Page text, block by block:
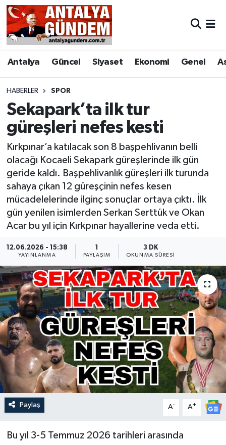
Antalya Güncel Siyaset Ekonomi Genel
HABERLER SPOR
Sekapark’ta ilk tur
güreşleri nefes kesti
Kırkpınar’a katılacak son 8 başpehlivanın belli
olacağı Kocaeli Sekapark güreşlerinde ilk gün
geride kaldı. Başpehlivanlık güreşleri ilk turunda
sahaya çıkan 12 güreşçinin nefes kesen
mücadelelerinde ilginç sonuçlar ortaya çıktı. İlk
gün yenilen isimlerden Serkan Serttük ve Okan
Acar bu yıl için Kırkpınar hayallerine veda etti.
12.06.2026 - 15:38
YAYINLANMA
1
PAYLAŞIM
3 DK
OKUNMA SÜRESI
Paylaş A- A+
Bu yıl 3-5 Temmuz 2026 tarihleri arasında
Antalya
Asayiş
Bilim & Teknoloji
Bölge
EĞİTİM
Ekonomi
Genel
Görüntülü Haber
Güncel
Kültür & Sanat
Magazin
Resmi İlan
Sağlık & Yaşam
Siyaset
Spor
Antalya Nöbetçi Eczaneler
Antalya Hava Durumu
Antalya Namaz Vakitleri
Antalya Trafik Yoğunluk Haritası
Süper Lig Puan Durumu ve Fikstür
Tüm Manşetler
Son Dakika Haberleri
Haber Arşivi